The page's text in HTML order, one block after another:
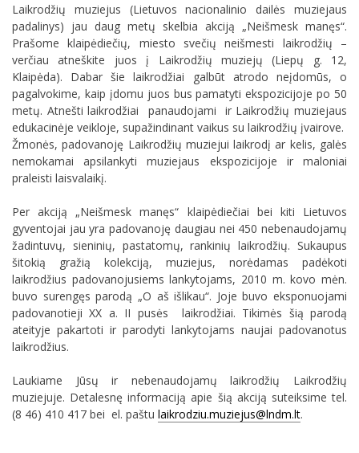
Laikrodžių muziejus (Lietuvos nacionalinio dailės muziejaus
padalinys) jau daug metų skelbia akciją „Neišmesk manęs“.
Prašome klaipėdiečių, miesto svečių neišmesti laikrodžių –
verčiau atneškite juos į Laikrodžių muziejų (Liepų g. 12,
Klaipėda). Dabar šie laikrodžiai galbūt atrodo neįdomūs, o
pagalvokime, kaip įdomu juos bus pamatyti ekspozicijoje po 50
metų. Atnešti laikrodžiai panaudojami ir Laikrodžių muziejaus
edukacinėje veikloje, supažindinant vaikus su laikrodžių įvairove.
Žmonės, padovanoję Laikrodžių muziejui laikrodį ar kelis, galės
nemokamai apsilankyti muziejaus ekspozicijoje ir maloniai
praleisti laisvalaikį.
Per akciją „Neišmesk manęs“ klaipėdiečiai bei kiti Lietuvos
gyventojai jau yra padovanoję daugiau nei 450 nebenaudojamų
žadintuvų, sieninių, pastatomų, rankinių laikrodžių. Sukaupus
šitokią gražią kolekciją, muziejus, norėdamas padėkoti
laikrodžius padovanojusiems lankytojams, 2010 m. kovo mėn.
buvo surengęs parodą „O aš išlikau“. Joje buvo eksponuojami
padovanotieji XX a. II pusės laikrodžiai. Tikimės šią parodą
ateityje pakartoti ir parodyti lankytojams naujai padovanotus
laikrodžius.
Laukiame Jūsų ir nebenaudojamų laikrodžių Laikrodžių
muziejuje. Detalesnę informaciją apie šią akciją suteiksime tel.
(8 46) 410 417 bei el. paštu laikrodziu.muziejus@lndm.lt.